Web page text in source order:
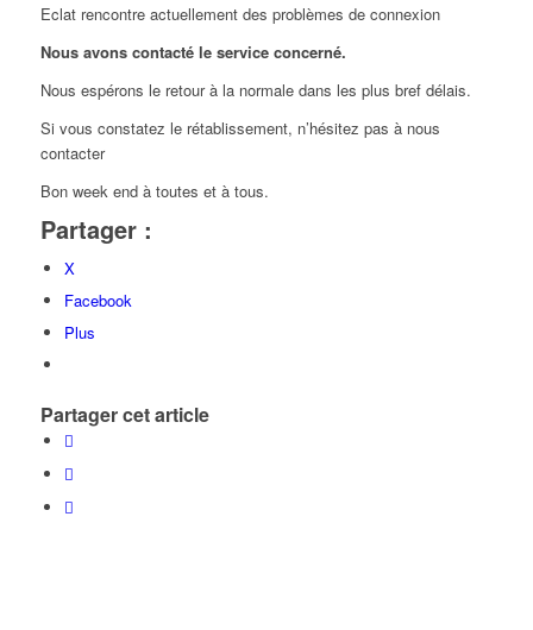
Eclat rencontre actuellement des problèmes de connexion
Nous avons contacté le service concerné.
Nous espérons le retour à la normale dans les plus bref délais.
Si vous constatez le rétablissement, n’hésitez pas à nous
contacter
Bon week end à toutes et à tous.
Partager :
X
Facebook
Plus
Partager cet article